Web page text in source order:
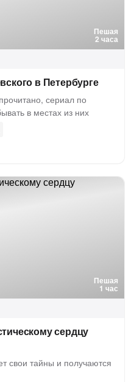
Пешая
2 часа
в Петербурге
сериал по
в местах из них
Пешая
1 час
сердцу
свои тайны и получаются